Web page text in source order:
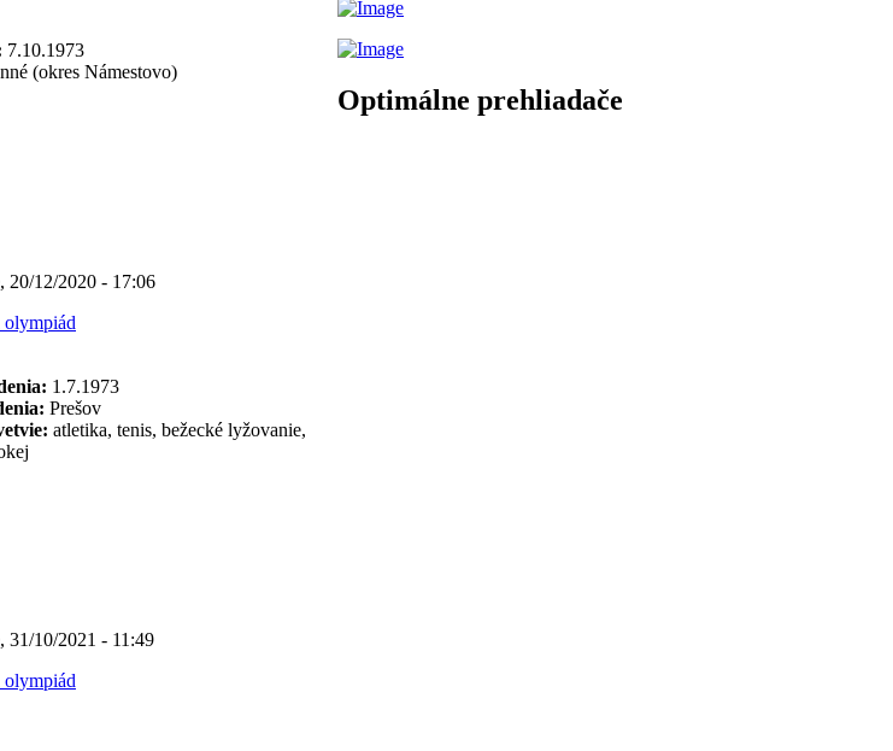
7.10.1973
(okres Námestovo)
20/12/2020 - 17:06
olympiád
1.7.1973
Prešov
atletika, tenis, bežecké lyžovanie,
10/2021 - 11:49
olympiád
Optimálne prehliadače